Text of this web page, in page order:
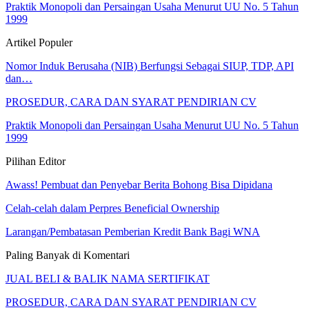
Praktik Monopoli dan Persaingan Usaha Menurut UU No. 5 Tahun
1999
Artikel Populer
Nomor Induk Berusaha (NIB) Berfungsi Sebagai SIUP, TDP, API
dan…
PROSEDUR, CARA DAN SYARAT PENDIRIAN CV
Praktik Monopoli dan Persaingan Usaha Menurut UU No. 5 Tahun
1999
Pilihan Editor
Awass! Pembuat dan Penyebar Berita Bohong Bisa Dipidana
Celah-celah dalam Perpres Beneficial Ownership
Larangan/Pembatasan Pemberian Kredit Bank Bagi WNA
Paling Banyak di Komentari
JUAL BELI & BALIK NAMA SERTIFIKAT
PROSEDUR, CARA DAN SYARAT PENDIRIAN CV